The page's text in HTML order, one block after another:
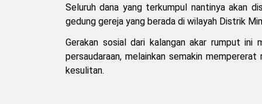
Seluruh dana yang terkumpul nantinya akan
gedung gereja yang berada di wilayah Distrik
Gerakan sosial dari kalangan akar rumput ini
persaudaraan, melainkan semakin
kesulitan.